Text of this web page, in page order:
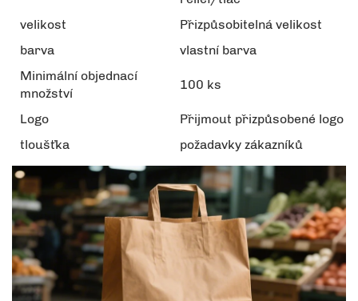
velikost
Přizpůsobitelná velikost
barva
vlastní barva
Minimální objednací
množství
100 ks
Logo
Přijmout přizpůsobené logo
tloušťka
požadavky zákazníků